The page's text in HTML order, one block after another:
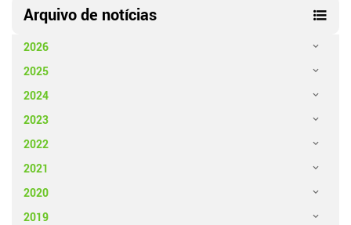
Arquivo de notícias
2026
2025
2024
2023
2022
2021
2020
2019